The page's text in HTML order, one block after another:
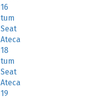
16
tum
Seat
Ateca
18
tum
Seat
Ateca
19